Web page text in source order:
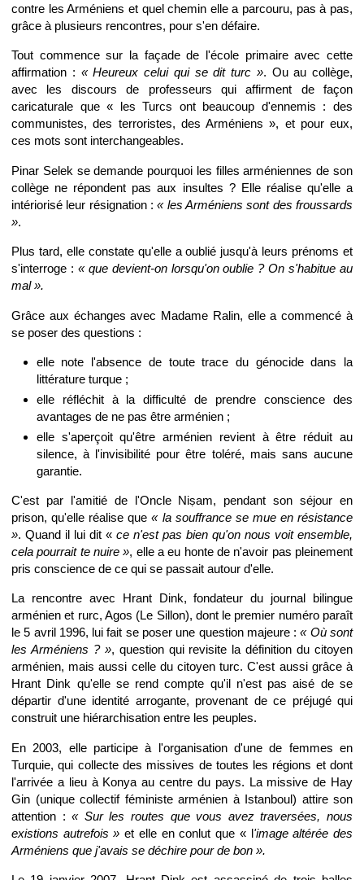
contre les Arméniens et quel chemin elle a parcouru, pas à pas,
grâce à plusieurs rencontres, pour s'en défaire.
Tout commence sur la façade de l'école primaire avec cette
affirmation : « Heureux celui qui se dit turc ». Ou au collège,
avec les discours de professeurs qui affirment de façon
caricaturale que « les Turcs ont beaucoup d'ennemis : des
communistes, des terroristes, des Arméniens », et pour eux,
ces mots sont interchangeables.
Pinar Selek se demande pourquoi les filles arméniennes de son
collège ne répondent pas aux insultes ? Elle réalise qu'elle a
intériorisé leur résignation :« les Arméniens sont des froussards
».
Plus tard, elle constate qu'elle a oublié jusqu'à leurs prénoms et
s'interroge : « que devient-on lorsqu'on oublie ? On s'habitue au
mal ».
Grâce aux échanges avec Madame Ralin, elle a commencé à
se poser des questions :
elle note l'absence de toute trace du génocide dans la
littérature turque ;
elle réfléchit à la difficulté de prendre conscience des
avantages de ne pas être arménien ;
elle s'aperçoit qu'être arménien revient à être réduit au
silence, à l'invisibilité pour être toléré, mais sans aucune
garantie.
C'est par l'amitié de l'Oncle Niṣam, pendant son séjour en
prison, qu'elle réalise que« la souffrance se mue en résistance
». Quand il lui dit « ce n'est pas bien qu'on nous voit ensemble,
cela pourrait te nuire », elle a eu honte de n'avoir pas pleinement
pris conscience de ce qui se passait autour d'elle.
La rencontre avec Hrant Dink, fondateur du journal bilingue
arménien et rurc, Agos (Le Sillon), dont le premier numéro paraît
le 5 avril 1996, lui fait se poser une question majeure :« Où sont
les Arméniens ? », question qui revisite la définition du citoyen
arménien, mais aussi celle du citoyen turc. C'est aussi grâce à
Hrant Dink qu'elle se rend compte qu'il n'est pas aisé de se
départir d'une identité arrogante, provenant de ce préjugé qui
construit une hiérarchisation entre les peuples.
En 2003, elle participe à l'organisation d'une de femmes en
Turquie, qui collecte des missives de toutes les régions et dont
l'arrivée a lieu à Konya au centre du pays. La missive de Hay
Gin (unique collectif féministe arménien à Istanboul) attire son
attention :« Sur les routes que vous avez traversées, nous
existions autrefois »et elle en conlut que « l'image altérée des
Arméniens que j'avais se déchire pour de bon ».